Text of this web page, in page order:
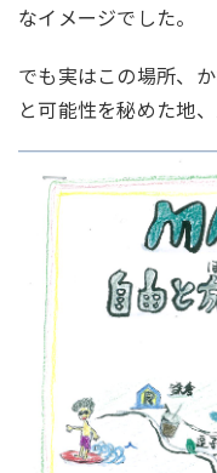
なイメージでした。
でも実はこの場所、
と可能性を秘めた地